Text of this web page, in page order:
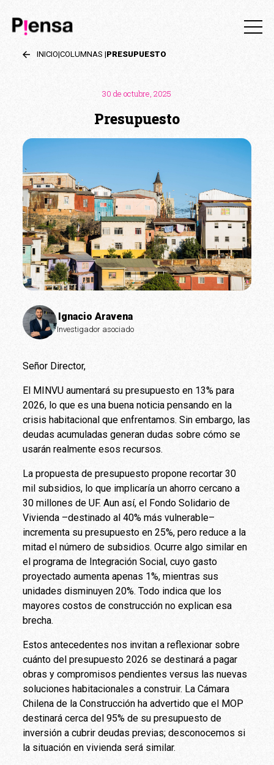
INICIO|COLUMNAS |PRESUPUESTO
30 de octubre, 2025
Presupuesto
Ignacio Aravena
Investigador asociado
Señor Director,
El MINVU aumentará su presupuesto en 13% para
2026, lo que es una buena noticia pensando en la
crisis habitacional que enfrentamos. Sin embargo, las
deudas acumuladas generan dudas sobre cómo se
usarán realmente esos recursos.
La propuesta de presupuesto propone recortar 30
mil subsidios, lo que implicaría un ahorro cercano a
30 millones de UF. Aun así, el Fondo Solidario de
Vivienda –destinado al 40% más vulnerable–
incrementa su presupuesto en 25%, pero reduce a la
mitad el número de subsidios. Ocurre algo similar en
el programa de Integración Social, cuyo gasto
proyectado aumenta apenas 1%, mientras sus
unidades disminuyen 20%. Todo indica que los
mayores costos de construcción no explican esa
brecha.
Estos antecedentes nos invitan a reflexionar sobre
cuánto del presupuesto 2026 se destinará a pagar
obras y compromisos pendientes versus las nuevas
soluciones habitacionales a construir. La Cámara
Chilena de la Construcción ha advertido que el MOP
destinará cerca del 95% de su presupuesto de
inversión a cubrir deudas previas; desconocemos si
la situación en vivienda será similar.